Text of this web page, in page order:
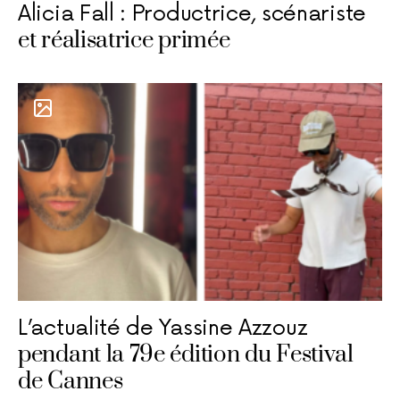
Alicia Fall : Productrice, scénariste
et réalisatrice primée
L’actualité de Yassine Azzouz
pendant la 79e édition du Festival
de Cannes